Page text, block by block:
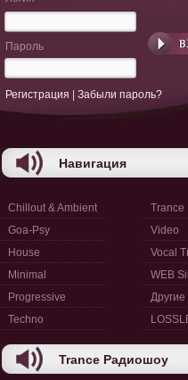
Пароль
Регистрация Забыли пароль?
Навигация
Chillout & Ambient
Goa-Psy
House
Minimal
Progressive
Techno
Trance
Video
Vocal
WEB
Trance Радиошоу